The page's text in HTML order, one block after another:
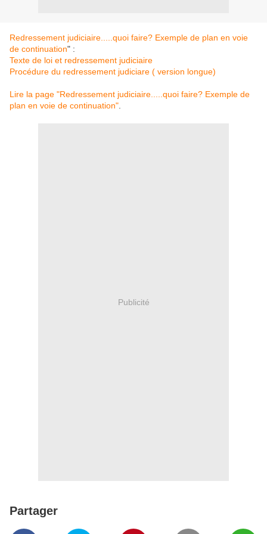
Redressement judiciaire.....quoi faire? Exemple de plan en voie
de continuation" :
Texte de loi et redressement judiciaire
Procédure du redressement judiciare ( version longue)
Lire la page "Redressement judiciaire.....quoi faire? Exemple de
plan en voie de continuation"
Publicité
Partager